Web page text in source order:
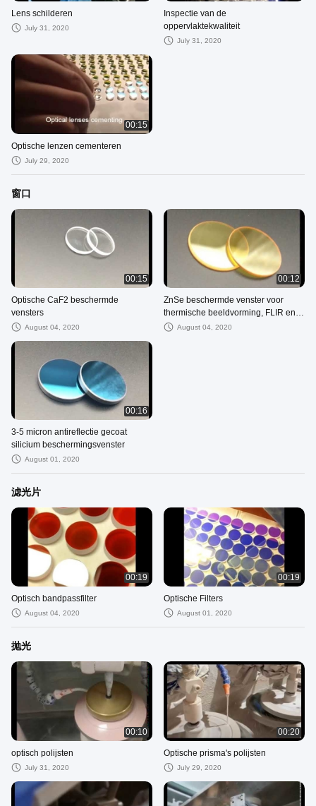
Lens schilderen
July 31, 2020
Inspectie van de
oppervlaktekwaliteit
July 31, 2020
00:15
Optische lenzen cementeren
July 29, 2020
窗口
00:15
Optische CaF2 beschermde
vensters
August 04, 2020
00:12
ZnSe beschermde venster voor
thermische beeldvorming, FLIR en
medische systemen
August 04, 2020
00:16
3-5 micron antireflectie gecoat
silicium beschermingsvenster
August 01, 2020
滤光片
00:19
Optisch bandpassfilter
August 04, 2020
00:19
Optische Filters
August 01, 2020
抛光
00:10
optisch polijsten
July 31, 2020
00:20
Optische prisma's polijsten
July 29, 2020